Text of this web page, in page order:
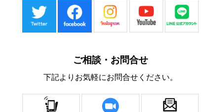
ご相談・お問合せ
下記よりお気軽にお問合せください。